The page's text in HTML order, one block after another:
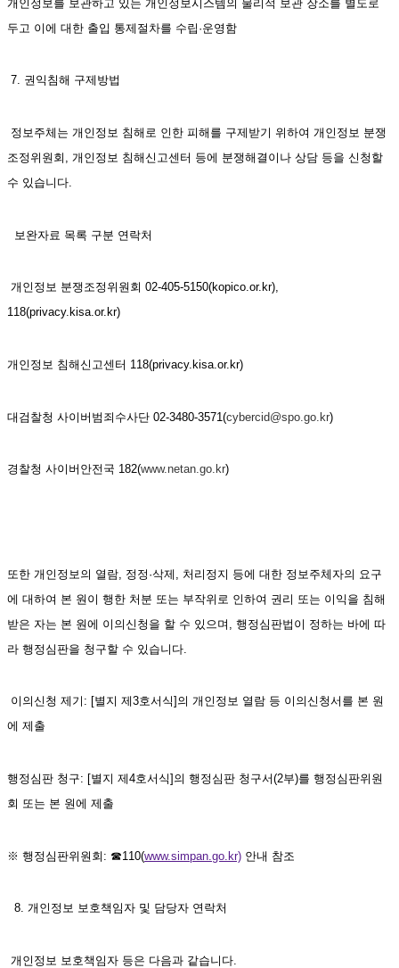
개인정보를 보관하고 있는 개인정보시스템의 물리적 보관 장소를 별도로
두고 이에 대한 출입 통제절차를 수립·운영함
7. 권익침해 구제방법
정보주체는 개인정보 침해로 인한 피해를 구제받기 위하여 개인정보 분쟁
조정위원회, 개인정보 침해신고센터 등에 분쟁해결이나 상담 등을 신청할
수 있습니다.
보완자료 목록 구분 연락처
개인정보 분쟁조정위원회 02-405-5150(kopico.or.kr),
118(privacy.kisa.or.kr)
개인정보 침해신고센터 118(privacy.kisa.or.kr)
대검찰청 사이버범죄수사단 02-3480-3571(cybercid@spo.go.kr)
경찰청 사이버안전국 182(www.netan.go.kr)
또한 개인정보의 열람, 정정·삭제, 처리정지 등에 대한 정보주체자의 요구
에 대하여 본 원이 행한 처분 또는 부작위로 인하여 권리 또는 이익을 침해
받은 자는 본 원에 이의신청을 할 수 있으며, 행정심판법이 정하는 바에 따
라 행정심판을 청구할 수 있습니다.
이의신청 제기: [별지 제3호서식]의 개인정보 열람 등 이의신청서를 본 원
에 제출
행정심판 청구: [별지 제4호서식]의 행정심판 청구서(2부)를 행정심판위원
회 또는 본 원에 제출
※ 행정심판위원회: ☎110(www.simpan.go.kr) 안내 참조
8. 개인정보 보호책임자 및 담당자 연락처
개인정보 보호책임자 등은 다음과 같습니다.